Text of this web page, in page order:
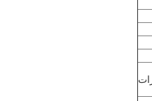
مللي ثانية، 3 محاور 6 اتجاهات 3 مرات